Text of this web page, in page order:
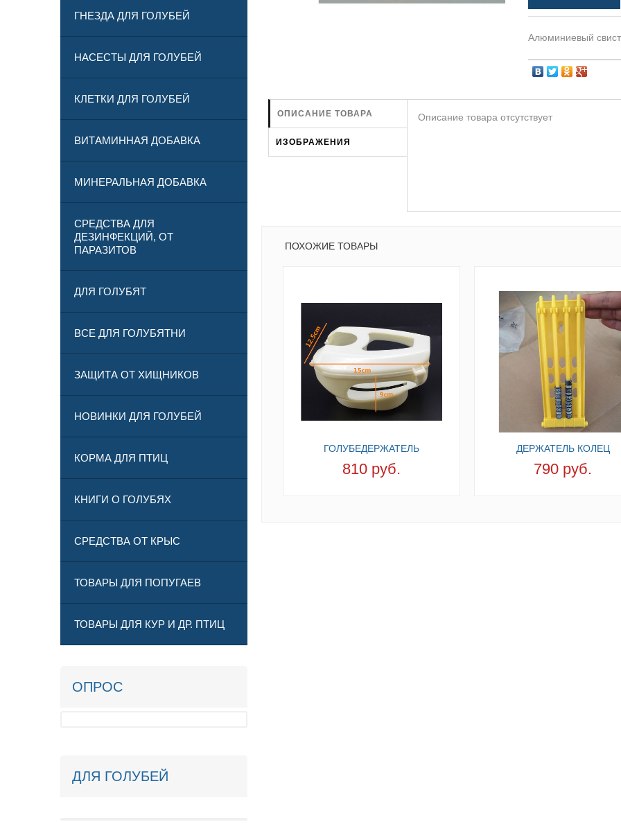
Алюминиевый
ОПИСАНИЕ ТОВАРА
ИЗОБРАЖЕНИЯ
Описание товара отсутствует
ПОХОЖИЕ ТОВАРЫ
ГОЛУБЕДЕРЖАТЕЛЬ
810 руб.
ДЕРЖАТЕЛЬ КОЛЕЦ
790 руб.
ГНЕЗДА ДЛЯ ГОЛУБЕЙ
НАСЕСТЫ ДЛЯ ГОЛУБЕЙ
КЛЕТКИ ДЛЯ ГОЛУБЕЙ
ВИТАМИННАЯ ДОБАВКА
МИНЕРАЛЬНАЯ ДОБАВКА
СРЕДСТВА ДЛЯ
ДЕЗИНФЕКЦИЙ, ОТ
ПАРАЗИТОВ
ДЛЯ ГОЛУБЯТ
ВСЕ ДЛЯ ГОЛУБЯТНИ
ЗАЩИТА ОТ ХИЩНИКОВ
НОВИНКИ ДЛЯ ГОЛУБЕЙ
КОРМА ДЛЯ ПТИЦ
КНИГИ О ГОЛУБЯХ
СРЕДСТВА ОТ КРЫС
ТОВАРЫ ДЛЯ ПОПУГАЕВ
ТОВАРЫ ДЛЯ КУР И ДР. ПТИЦ
ОПРОС
ДЛЯ ГОЛУБЕЙ